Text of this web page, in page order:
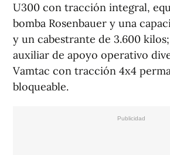
U300 con tracción integral,
bomba Rosenbauer y una
y un cabestrante de 3.600
auxiliar de apoyo operativo
Vamtac con tracción 4x4
bloqueable.